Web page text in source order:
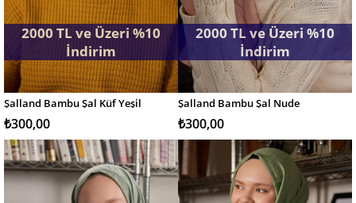
SEPETE EKLE
Şalland Bambu Şal Küf Yeşil
2000 TL ve Üzeri %10
İndirim
₺300,00
SEPETE EKLE
Şalland Bambu Şal Nude
2000 TL ve Üzeri %10
İndirim
₺300,00